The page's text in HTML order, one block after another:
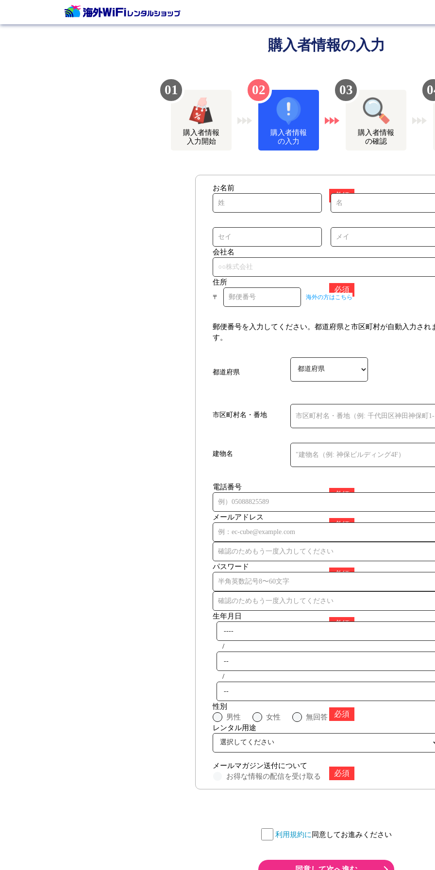
購⼊者情報の⼊⼒
01
購⼊者情報
⼊⼒開始
02
購⼊者情報
の⼊⼒
03
購⼊者情報
の確認
お名前
会社名
住所
〒 海外の⽅はこちら
郵便番号を入力してください。都道府県と市区町村が自動入力され
す。
都道府県
市区町村名・番地
建物名
電話番号
メールアドレス
パスワード
生年月日
/
/
性別
男性
女性
無回答
レンタル⽤途
メールマガジン送付について
お得な情報の配信を受け取る
利用規約に同意してお進みください